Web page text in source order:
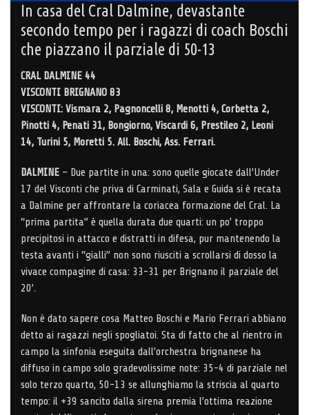
In casa del Cral Dalmine, devastante
secondo tempo per i ragazzi di coach Boschi
che piazzano il parziale di 50-13
CRAL DALMINE 44
VISCONTI BRIGNANO 83
VISCONTI: Vismara 2, Pagnoncelli 8, Menotti 4, Corbetta 2,
Pinotti 4, Penati 31, Bongiorno, Viscardi 6, Prestileo 2, Leoni
14, Turini 5, Moretti 5. All. Boschi, Ass. Ferrari.
DALMINE – Due partite in una: sono quelle giocate dall’Under
17 del Visconti che priva di Carminati, Sala e Guida si è recata
a Dalmine per affrontare la coriacea formazione del Cral. La
“prima partita” è quella durata due quarti: un po’ troppo
precipitosi in attacco e distratti in difesa, pur mantenendo la
testa avanti i “gialli” non sono riusciti a scrollarsi di dosso la
vivace compagine di casa: 33-31 per Brignano il parziale del
20’.
Non è dato sapere cosa Matteo Boschi e Mario Ferrari abbiano
detto ai ragazzi negli spogliatoi. Sta di fatto che al rientro in
campo la sinfonia eseguita dall’orchestra brignanese ha
diffuso in campo solo gradevolissime note: 35-4 di parziale nel
solo terzo quarto, 50-13 se allunghiamo la striscia al quarto
tempo: il +39 sancito dalla sirena premia l’ottima reazione